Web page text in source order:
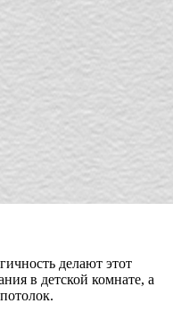
делают этот
в детской комнате, а